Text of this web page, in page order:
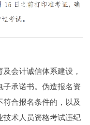
及会计诚信体系建设，
子承诺书。伪造报名资
合报名条件的，以及
技术人员资格考试违纪